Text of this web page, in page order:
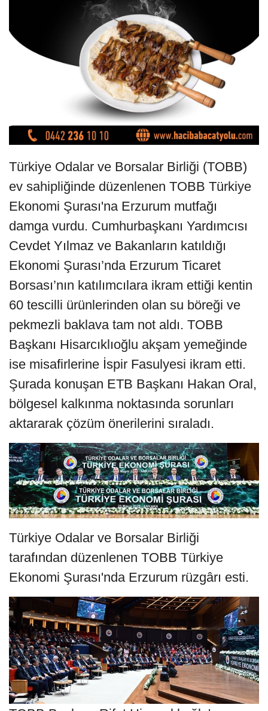
Türkiye Odalar ve Borsalar Birliği (TOBB)
ev sahipliğinde düzenlenen TOBB Türkiye
Ekonomi Şurası'na Erzurum mutfağı
damga vurdu. Cumhurbaşkanı Yardımcısı
Cevdet Yılmaz ve Bakanların katıldığı
Ekonomi Şurası’nda Erzurum Ticaret
Borsası’nın katılımcılara ikram ettiği kentin
60 tescilli ürünlerinden olan su böreği ve
pekmezli baklava tam not aldı. TOBB
Başkanı Hisarcıklıoğlu akşam yemeğinde
ise misafirlerine İspir Fasulyesi ikram etti.
Şurada konuşan ETB Başkanı Hakan Oral,
bölgesel kalkınma noktasında sorunları
aktararak çözüm önerilerini sıraladı.
Türkiye Odalar ve Borsalar Birliği
tarafından düzenlenen TOBB Türkiye
Ekonomi Şurası'nda Erzurum rüzgârı esti.